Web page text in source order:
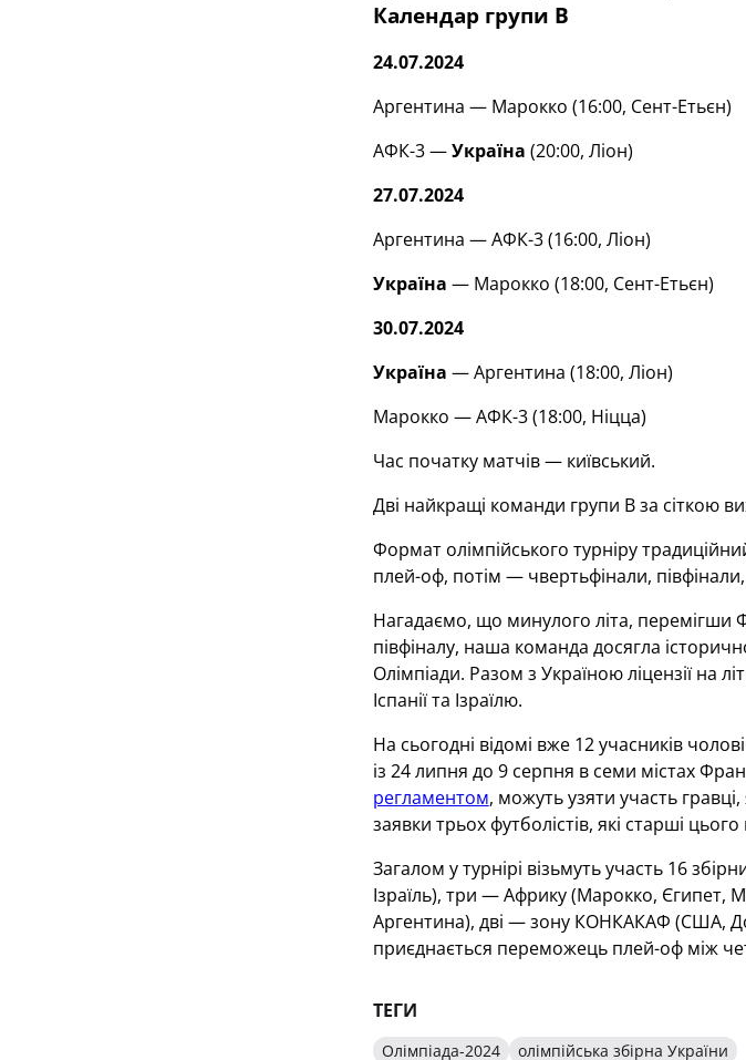
Календар групи В
24.07.2024
Аргентина — Марокко (16:00, Сент-Етьєн)
АФК-3 —Україна (20:00, Ліон)
27.07.2024
Аргентина — АФК-3 (16:00, Ліон)
Україна — Марокко (18:00, Сент-Етьєн)
30.07.2024
Україна — Аргентина (18:00, Ліон)
Марокко — АФК-3 (18:00, Ніцца)
Час початку матчів — київський.
Дві найкращі команди групи В за сіткою
Формат олімпійського турніру
плей-оф, потім — чвертьфінали,
Нагадаємо, що минулого літа, перемігши
півфіналу, наша команда досягла
Олімпіади. Разом з Україною ліцензії на
Іспанії та Ізраїлю.
На сьогодні відомі вже 12 учасників
із 24 липня до 9 серпня в семи містах
регламентом, можуть узяти участь
заявки трьох футболістів, які старші цього
Загалом у турнірі візьмуть участь 16
Ізраїль), три — Африку (Марокко, Єгипет,
Аргентина), дві — зону КОНКАКАФ (США,
приєднається переможець плей-оф між
ТЕГИ
Олімпіада-2024 олімпійська збірна України